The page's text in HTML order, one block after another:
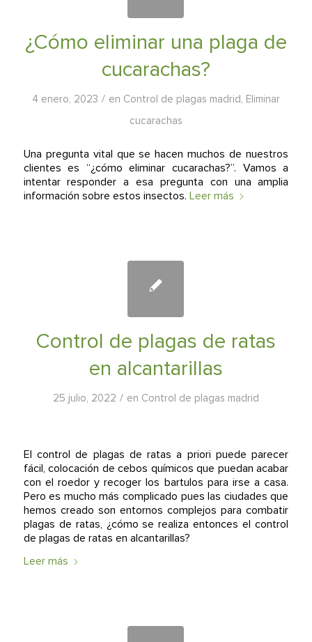
¿Cómo eliminar una plaga de
cucarachas?
4 enero, 2023 / en Control de plagas madrid, Eliminar
cucarachas
Una pregunta vital que se hacen muchos de nuestros
clientes es “¿cómo eliminar cucarachas?”. Vamos a
intentar responder a esa pregunta con una amplia
información sobre estos insectos. Leer más
Control de plagas de ratas
en alcantarillas
25 julio, 2022 / en Control de plagas madrid
El control de plagas de ratas a priori puede parecer
fácil, colocación de cebos químicos que puedan acabar
con el roedor y recoger los bartulos para irse a casa.
Pero es mucho más complicado pues las ciudades que
hemos creado son entornos complejos para combatir
plagas de ratas, ¿cómo se realiza entonces el control
de plagas de ratas en alcantarillas?
Leer más